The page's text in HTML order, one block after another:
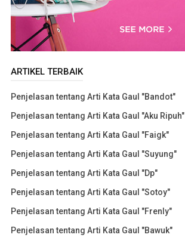
ARTIKEL TERBAIK
Penjelasan tentang Arti Kata Gaul "Bandot"
Penjelasan tentang Arti Kata Gaul "Aku Ripuh"
Penjelasan tentang Arti Kata Gaul "Faigk"
Penjelasan tentang Arti Kata Gaul "Suyung"
Penjelasan tentang Arti Kata Gaul "Dp"
Penjelasan tentang Arti Kata Gaul "Sotoy"
Penjelasan tentang Arti Kata Gaul "Frenly"
Penjelasan tentang Arti Kata Gaul "Bawuk"